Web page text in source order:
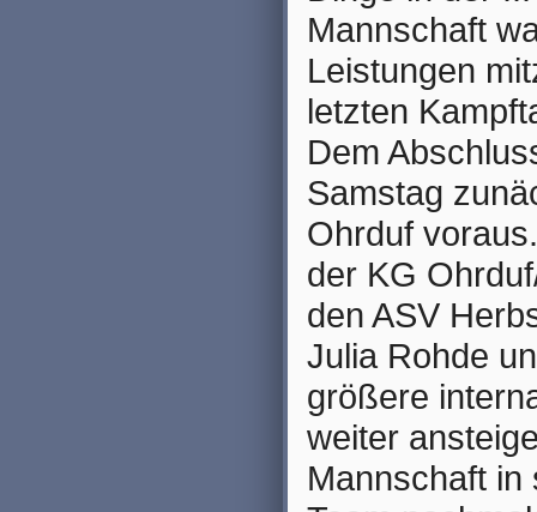
Mannschaft
Leistungen
letzten
Dem
Samstag
Ohrduf
der KG
den ASV
Julia Rohde
größere
weiter
Mannschaft in